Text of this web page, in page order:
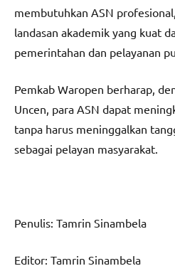
membutuhkan ASN
landasan akademik yang kuat
pemerintahan dan pelayanan
Pemkab Waropen berharap,
Uncen, para ASN dapat
tanpa harus meninggalkan
sebagai pelayan masyarakat.
Penulis: Tamrin Sinambela
Editor: Tamrin Sinambela